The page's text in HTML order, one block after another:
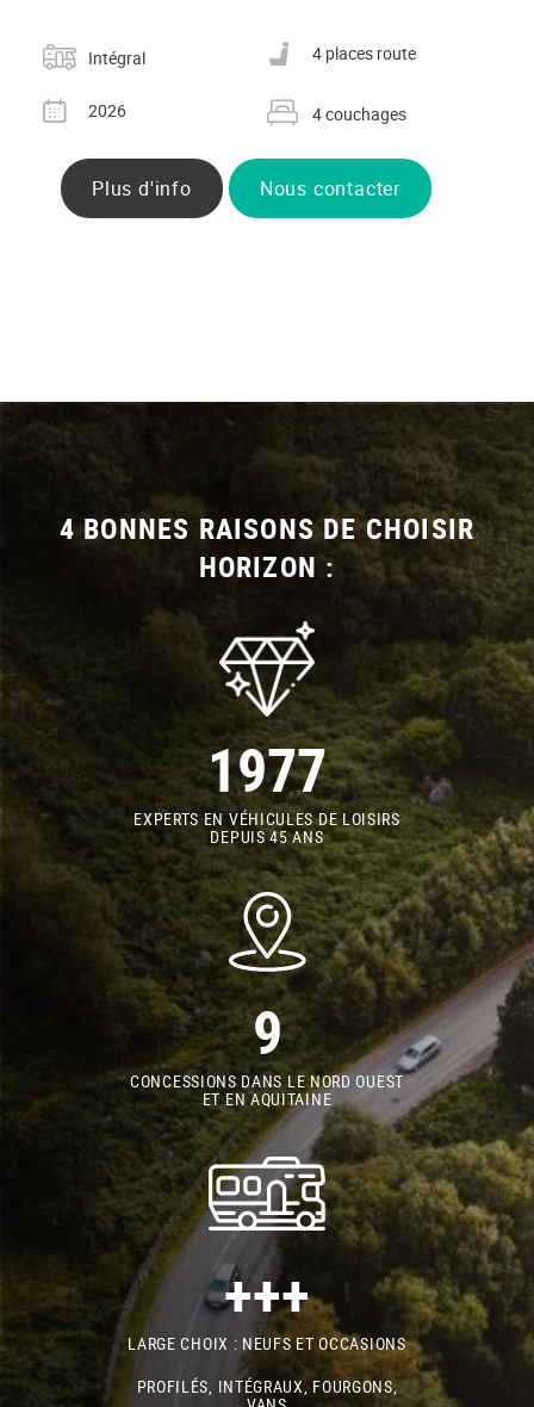
Catégorie
Intégral
Nombre de places carte grise
4 places route
Année
2026
Nombre de couchages
4 couchages
Plus d'info Nous contacter
4 BONNES RAISONS DE CHOISIR
HORIZON :
1977
EXPERTS EN VÉHICULES DE LOISIRS
DEPUIS 45 ANS
9
CONCESSIONS DANS LE NORD OUEST
ET EN AQUITAINE
+++
LARGE CHOIX : NEUFS ET OCCASIONS
PROFILÉS, INTÉGRAUX, FOURGONS,